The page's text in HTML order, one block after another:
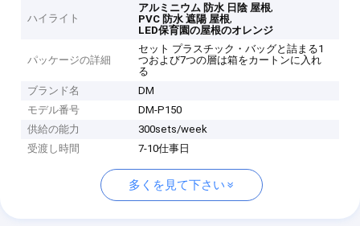
ハイライト
アルミニウム 防水 日陰 屋根,
PVC 防水 遮陽 屋根,
LED保育園の屋根のオレンジ
パッケージの詳細
セット プラスチック・バッグと詰まる1
つおよび7つの層は箱をカートンに入れ
る
ブランド名
DM
モデル番号
DM-P150
供給の能力
300sets/week
受渡し時間
7-10仕事日
多くを見て下さい